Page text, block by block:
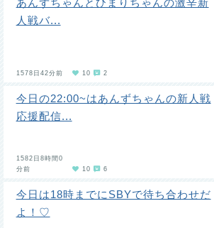
あんずちゃんとひまりちゃんの激辛新
人戦バ...
1578日42分前 10 2
今日の22:00~はあんずちゃんの新人戦
応援配信...
1582日8時間0
分前
10 6
今日は18時までにSBYで待ち合わせだ
よ！♡